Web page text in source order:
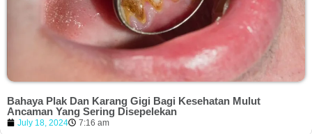
Bahaya Plak Dan Karang Gigi Bagi Kesehatan Mulut
Ancaman Yang Sering Disepelekan
July 18, 2024 7:16 am